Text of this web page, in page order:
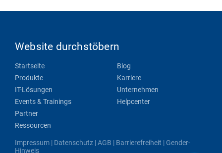
Website durchstöbern
Startseite
Produkte
IT-Lösungen
Events & Trainings
Partner
Ressourcen
Blog
Karriere
Unternehmen
Helpcenter
Impressum | Datenschutz |AGB | Barrierefreiheit | Gender-
Hinweis